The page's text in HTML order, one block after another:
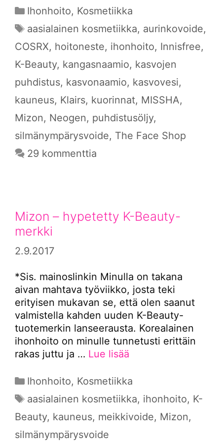
Kategoriat
Ihonhoito, Kosmetiikka
Avainsanat
aasialainen kosmetiikka, aurinkovoide,
COSRX, hoitoneste, ihonhoito, Innisfree,
K-Beauty, kangasnaamio, kasvojen
puhdistus, kasvonaamio, kasvovesi,
kauneus, Klairs, kuorinnat, MISSHA,
Mizon, Neogen, puhdistusöljy,
silmänympärysvoide, The Face Shop
29 kommenttia
Mizon – hypetetty K-Beauty-
merkki
2.9.2017
*Sis. mainoslinkin Minulla on takana
aivan mahtava työviikko, josta teki
erityisen mukavan se, että olen saanut
valmistella kahden uuden K-Beauty-
tuotemerkin lanseerausta. Korealainen
ihonhoito on minulle tunnetusti erittäin
rakas juttu ja … Lue lisää
Kategoriat
Ihonhoito, Kosmetiikka
Avainsanat
aasialainen kosmetiikka, ihonhoito, K-
Beauty, kauneus, meikkivoide, Mizon,
silmänympärysvoide